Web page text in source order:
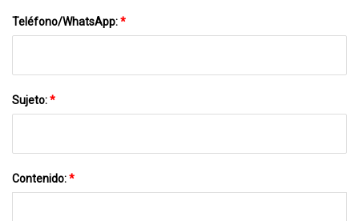
Teléfono/WhatsApp:*
Sujeto:*
Contenido:*